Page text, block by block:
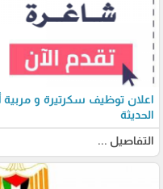
اعلان توظيف سكرتيرة و
الحديثة
التفاصيل ...